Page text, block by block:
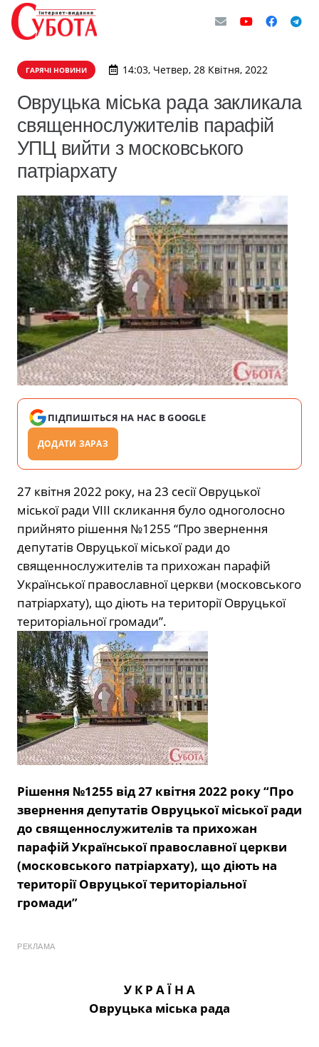
ГАРЯЧІ НОВИНИ 14:03, Четвер, 28 Квітня, 2022
Овруцька міська рада закликала
священнослужителів парафій
УПЦ вийти з московського
патріархату
ПІДПИШІТЬСЯ НА НАС В GOOGLE
ДОДАТИ ЗАРАЗ
27 квітня 2022 року, на 23 сесії Овруцької
міської ради VIII скликання було одноголосно
прийнято рішення №1255 “Про звернення
депутатів Овруцької міської ради до
священнослужителів та прихожан парафій
Української православної церкви (московського
патріархату), що діють на території Овруцької
територіальної громади”.
Рішення №1255 від 27 квітня 2022 року “Про
звернення депутатів Овруцької міської ради
до священнослужителів та прихожан
парафій Української православної церкви
(московського патріархату), що діють на
території Овруцької територіальної
громади”
РЕКЛАМА
У К Р А Ї Н А
Овруцька міська рада